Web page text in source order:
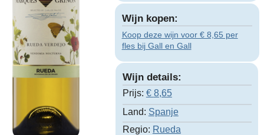
Wijn kopen:
Koop deze wijn voor € 8,65 per
fles bij Gall en Gall
Wijn details:
Prijs: € 8,65
Land: Spanje
Regio: Rueda